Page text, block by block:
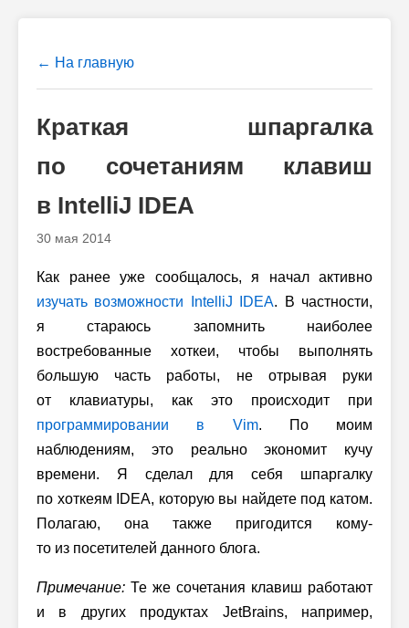
← На главную
Краткая шпаргалка
по сочетаниям клавиш
в IntelliJ IDEA
30 мая 2014
Как ранее уже сообщалось, я начал активно
изучать возможности IntelliJ IDEA. В частности,
я стараюсь запомнить наиболее
востребованные хоткеи, чтобы выполнять
большую часть работы, не отрывая руки
от клавиатуры, как это происходит при
программировании в Vim. По моим
наблюдениям, это реально экономит кучу
времени. Я сделал для себя шпаргалку
по хоткеям IDEA, которую вы найдете под катом.
Полагаю, она также пригодится кому-
то из посетителей данного блога.
Примечание: Те же сочетания клавиш работают
и в других продуктах JetBrains, например,